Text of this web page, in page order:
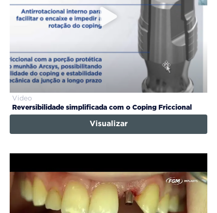
Video
Reversibilidade simplificada com o Coping Friccional
Visualizar